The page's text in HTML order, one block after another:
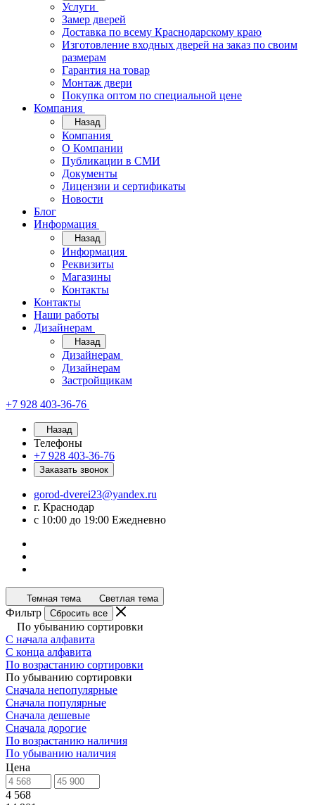
Услуги
Замер дверей
Доставка по всему Краснодарскому краю
Изготовление входных дверей на заказ по своим
размерам
Гарантия на товар
Монтаж двери
Покупка оптом по специальной цене
Компания
Назад
Компания
О Компании
Публикации в СМИ
Документы
Лицензии и сертификаты
Новости
Блог
Информация
Назад
Информация
Реквизиты
Магазины
Контакты
Контакты
Наши работы
Дизайнерам
Назад
Дизайнерам
Дизайнерам
Застройщикам
+7 928 403-36-76
Назад
Телефоны
+7 928 403-36-76
Заказать звонок
gorod-dverei23@yandex.ru
г. Краснодар
с 10:00 до 19:00 Ежедневно
Темная тема Светлая тема
Фильтр Сбросить все
По убыванию сортировки
С начала алфавита
С конца алфавита
По возрастанию сортировки
По убыванию сортировки
Сначала непопулярные
Сначала популярные
Сначала дешевые
Сначала дорогие
По возрастанию наличия
По убыванию наличия
Цена
4 568